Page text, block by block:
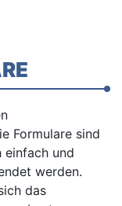
Formulare sind
einfach und
werden.
das